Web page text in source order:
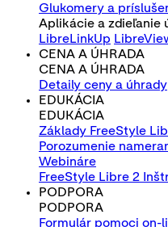
Glukomery a
Aplikácie a zdieľanie
LibreLinkUp
CENA A ÚHRADA
CENA A ÚHRADA
Detaily ceny a úhrady
EDUKÁCIA
EDUKÁCIA
Základy FreeStyle
Porozumenie
Webináre
FreeStyle Libre 2
PODPORA
PODPORA
Formulár pomoci on-